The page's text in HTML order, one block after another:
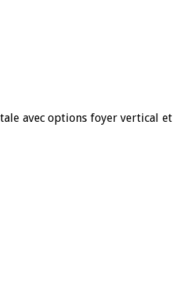
avec options foyer vertical et